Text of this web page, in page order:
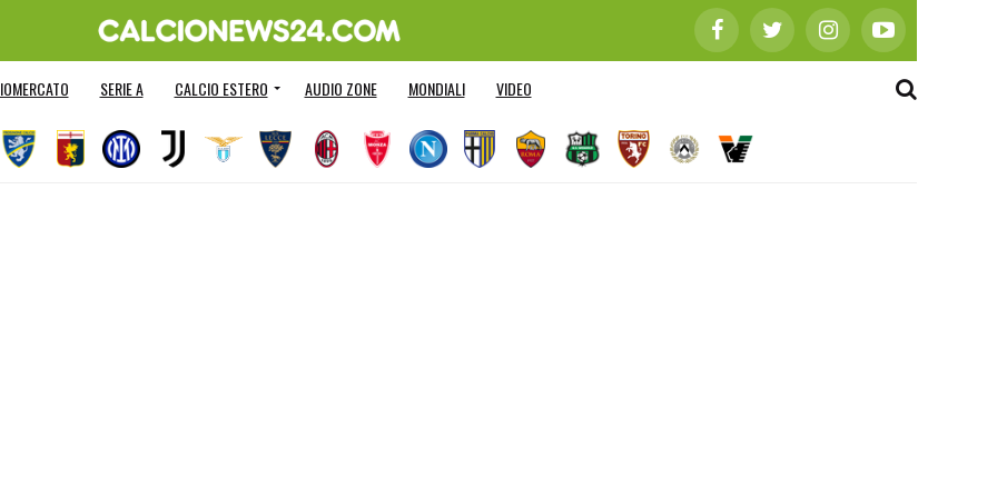
SERIE A CALCIO ESTERO AUDIO ZONE MONDIALI VIDEO